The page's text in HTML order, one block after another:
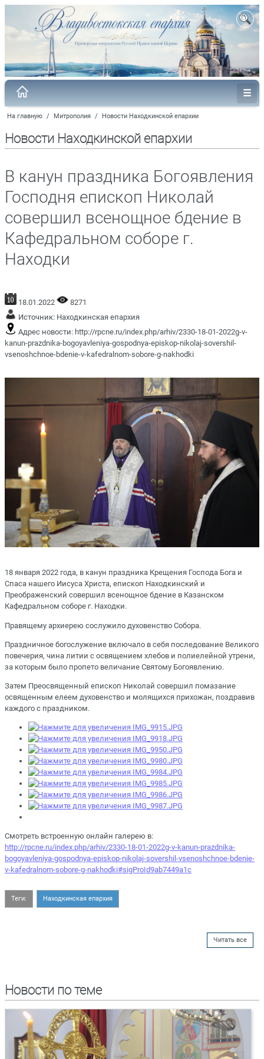
На главную / Митрополия / Новости Находкинской епархии
Новости Находкинской епархии
В канун праздника Богоявления
Господня епископ Николай
совершил всенощное бдение в
Кафедральном соборе г.
Находки
18.01.2022
8271
Источник: Находкинская епархия
Адрес новости: http://rpcne.ru/index.php/arhiv/2330-18-01-2022g-v-
kanun-prazdnika-bogoyavleniya-gospodnya-episkop-nikolaj-sovershil-
vsenoshchnoe-bdenie-v-kafedralnom-sobore-g-nakhodki
18 января 2022 года, в канун праздника Крещения Господа Бога и
Спаса нашего Иисуса Христа, епископ Находкинский и
Преображенский совершил всенощное бдение в Казанском
Кафедральном соборе г. Находки.
Правящему архиерею сослужило духовенство Собора.
Праздничное богослужение включало в себя последование Великого
повечерия, чина литии с освящением хлебов и полиелейной утрени,
за которым было пропето величание Святому Богоявлению.
Затем Преосвященный епископ Николай совершил помазание
освященным елеем духовенство и молящихся прихожан, поздравив
каждого с праздником.
Смотреть встроенную онлайн галерею в:
http://rpcne.ru/index.php/arhiv/2330-18-01-2022g-v-kanun-prazdnika-
bogoyavleniya-gospodnya-episkop-nikolaj-sovershil-vsenoshchnoe-bdenie-
v-kafedralnom-sobore-g-nakhodki#sigProId9ab7449a1c
Теги: Находкинская епархия
Читать все
Новости по теме